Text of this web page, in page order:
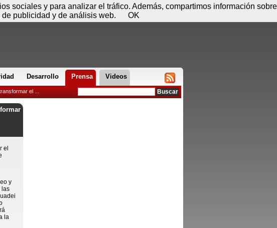
Desarrollo Prensa Videos
el ...
y
las
la
Viernes 07 de agosto - 21:46 Registrar Conectar
sociales y para analizar el tráfico. Además, compartimos información sobre
publicidad y de análisis web.
OK